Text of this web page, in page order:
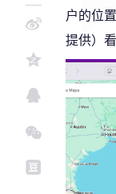
户的位
提供）